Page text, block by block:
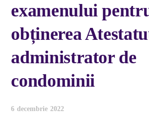
examenului
obținerea
administrator de
condominii
6 decembrie 2022